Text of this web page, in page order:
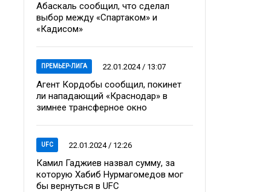
Абаскаль сообщил, что сделал
выбор между «Спартаком» и
«Кадисом»
ПРЕМЬЕР-ЛИГА 22.01.2024 / 13:07
Агент Кордобы сообщил, покинет
ли нападающий «Краснодар» в
зимнее трансферное окно
UFC 22.01.2024 / 12:26
Камил Гаджиев назвал сумму, за
которую Хабиб Нурмагомедов мог
бы вернуться в UFC